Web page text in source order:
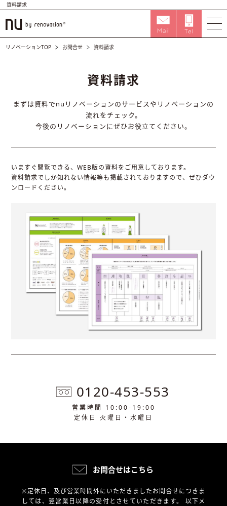
資料請求
リノベーションTOP お問合せ 資料請求
資料請求
まずは資料でnuリノベーションのサービスや リノベーションの
流れをチェック。
今後のリノベーションにぜひお役立てください。
いますぐ閲覧できる、WEB版の資料をご用意しております。
資料請求でしか知れない情報等も掲載されておりますので、ぜひダウ
ンロードください。
0120-453-553
営業時間 10:00-19:00
定休日 火曜日・水曜日
お問合せはこちら
※定休日、及び営業時間外にいただきましたお問合せにつきま
しては、翌営業日以降の受付とさせていただきます。 以下メ